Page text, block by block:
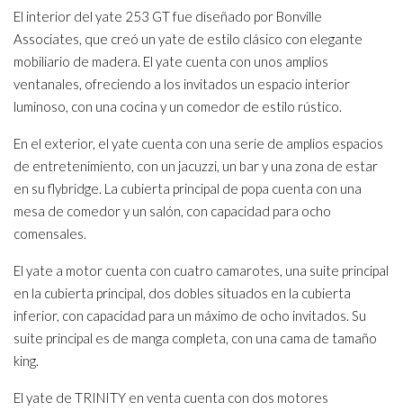
El interior del yate 253 GT fue diseñado por Bonville
Associates, que creó un yate de estilo clásico con elegante
mobiliario de madera. El yate cuenta con unos amplios
ventanales, ofreciendo a los invitados un espacio interior
luminoso, con una cocina y un comedor de estilo rústico.
En el exterior, el yate cuenta con una serie de amplios espacios
de entretenimiento, con un jacuzzi, un bar y una zona de estar
en su flybridge. La cubierta principal de popa cuenta con una
mesa de comedor y un salón, con capacidad para ocho
comensales.
El yate a motor cuenta con cuatro camarotes, una suite principal
en la cubierta principal, dos dobles situados en la cubierta
inferior, con capacidad para un máximo de ocho invitados. Su
suite principal es de manga completa, con una cama de tamaño
king.
El yate de TRINITY en venta cuenta con dos motores